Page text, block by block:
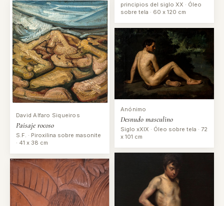
David Alfaro Siqueiros
Paisaje rocoso
S.F. · Piroxilina sobre masonite
· 41 x 38 cm
principios del siglo XX · Óleo
sobre tela · 60 x 120 cm
Anónimo
Desnudo masculino
Siglo xXIX · Óleo sobre tela · 72
x 101 cm